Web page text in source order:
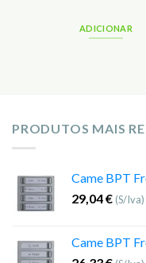
ADICIONAR
PRODUTOS MAIS
Came BPT
29,04€ (S/Iva)
Came BPT